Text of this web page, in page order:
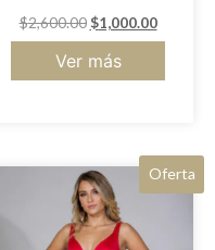
$2,600.00 $1,000.00
Ver más
Oferta